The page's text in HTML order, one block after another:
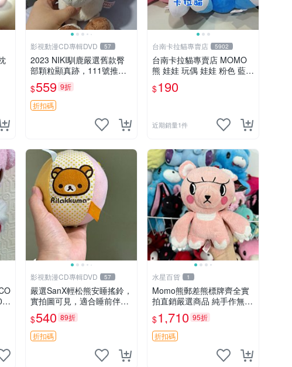
影視動漫CD專輯DVD 57
2023 NIKI馴鹿嚴選舊款臀
部顆粒顯真跡，111號推薦
珍藏品 馴鹿 舊款 尾巴顆粒
$559 9折
折扣碼
台南卡拉貓專賣店 5902
台南卡拉貓專賣店 MOMO
熊 娃娃 玩偶 娃娃 粉色 藍色
2色分售
$190
近期銷量1件
影視動漫CD專輯DVD 57
嚴選SanX輕松熊安睡搖鈴，
實拍圖可見，適合睡前伴
侶， Picks安撫好物 0325
懸吊 電腦
$540 89折
折扣碼
水星百貨 1
Momo熊郵差熊標牌齊全實
拍直銷嚴選商品 純手作無修
圖可收藏 郵差熊 Momo熊
標牌 商品
$1,710 95折
折扣碼